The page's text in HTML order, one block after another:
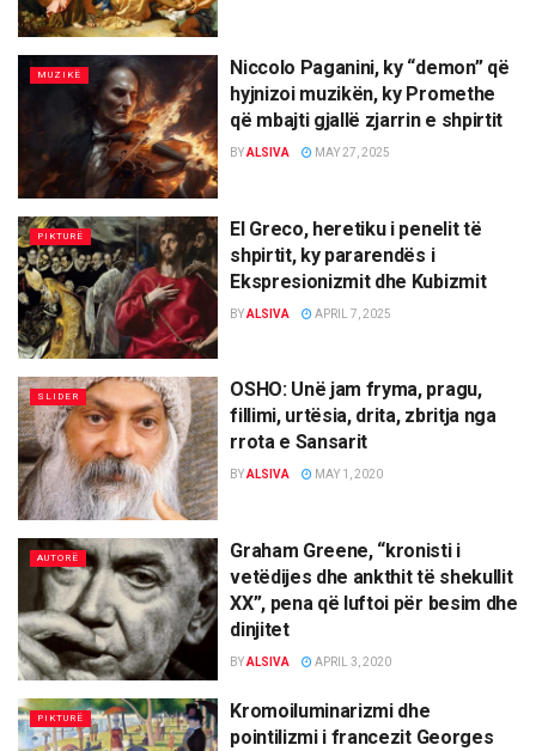
MUZIKË
Niccolo Paganini, ky “demon” që
hyjnizoi muzikën, ky Promethe
që mbajti gjallë zjarrin e shpirtit
BYALSIVA MAY 27, 2025
PIKTURË
El Greco, heretiku i penelit të
shpirtit, ky pararendës i
Ekspresionizmit dhe Kubizmit
BYALSIVA APRIL 7, 2025
SLIDER
OSHO: Unë jam fryma, pragu,
fillimi, urtësia, drita, zbritja nga
rrota e Sansarit
BYALSIVA MAY 1, 2020
AUTORË
Graham Greene, “kronisti i
vetëdijes dhe ankthit të shekullit
XX”, pena që luftoi për besim dhe
dinjitet
BYALSIVA APRIL 3, 2020
PIKTURË
Kromoiluminarizmi dhe
pointilizmi i francezit Georges